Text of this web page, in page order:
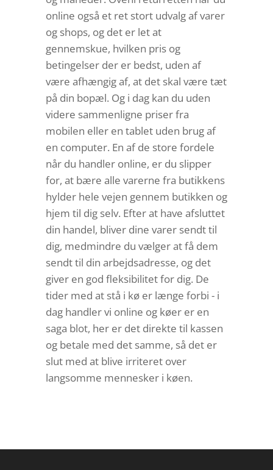
online også et ret stort udvalg af varer
og shops, og det er let at
gennemskue, hvilken pris og
betingelser der er bedst, uden af
være afhængig af, at det skal være tæt
på din bopæl. Og i dag kan du uden
videre sammenligne priser fra
mobilen eller en tablet uden brug af
en computer. En af de store fordele
når du handler online, er du slipper
for, at bære alle varerne fra butikkens
hylder hele vejen gennem butikken og
hjem til dig selv. Efter at have afsluttet
din handel, bliver dine varer sendt til
dig, medmindre du vælger at få dem
sendt til din arbejdsadresse, og det
giver en god fleksibilitet for dig. De
tider med at stå i kø er længe forbi - i
dag handler vi online og køer er en
saga blot, her er det direkte til kassen
og betale med det samme, så det er
slut med at blive irriteret over
langsomme mennesker i køen.